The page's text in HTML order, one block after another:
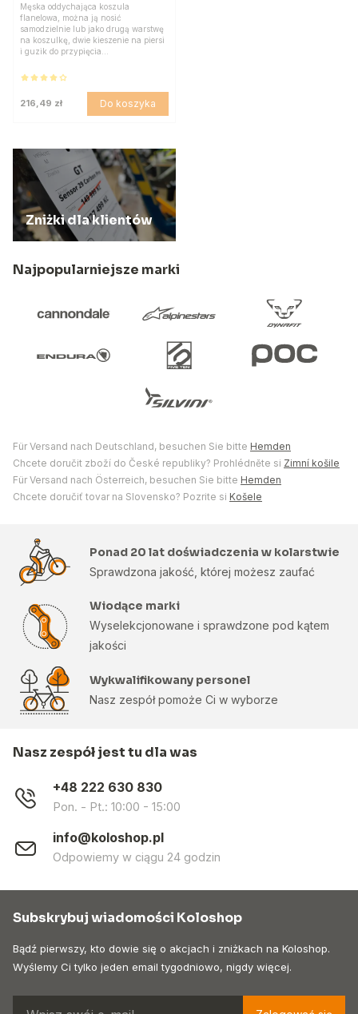
Męska oddychająca koszula
flanelowa, można ją nosić
samodzielnie lub jako drugą warstwę
na koszulkę, dwie kieszenie na piersi
i guzik do przypięcia…
216,49 zł Do koszyka
Zniżki dla klientów
Najpopularniejsze marki
Für Versand nach Deutschland, besuchen Sie bitte Hemden
Chcete doručit zboží do České republiky? Prohlédněte si Zimní košile
Für Versand nach Österreich, besuchen Sie bitte Hemden
Chcete doručiť tovar na Slovensko? Pozrite si Košele
Ponad 20 lat doświadczenia w kolarstwie
Sprawdzona jakość, której możesz zaufać
Wiodące marki
Wyselekcjonowane i sprawdzone pod kątem
jakości
Wykwalifikowany personel
Nasz zespół pomoże Ci w wyborze
Nasz zespół jest tu dla was
+48 222 630 830
Pon. - Pt.: 10:00 - 15:00
info@koloshop.pl
Odpowiemy w ciągu 24 godzin
Subskrybuj wiadomości Koloshop
Bądź pierwszy, kto dowie się o akcjach i zniżkach na Koloshop.
Wyślemy Ci tylko jeden email tygodniowo, nigdy więcej.